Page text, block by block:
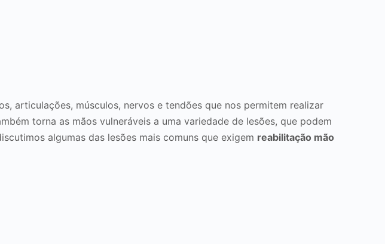
articulações, músculos, nervos e tendões que nos permitem realizar
torna as mãos vulneráveis a uma variedade de lesões, que podem
algumas das lesões mais comuns que exigem reabilitação mão